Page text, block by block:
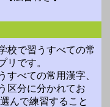
校で習うすべての常
リです。
すべての常用漢字、
区分に分かれてお
んで練習すること